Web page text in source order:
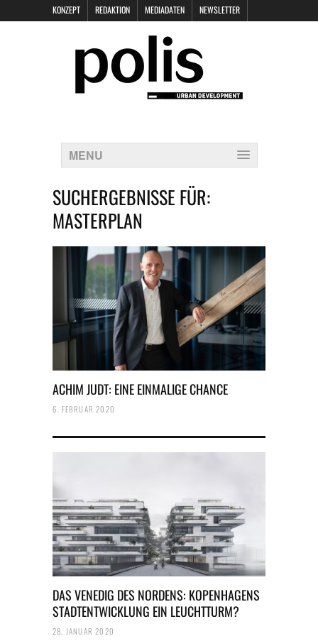
KONZEPT REDAKTION MEDIADATEN NEWSLETTER
DATENSCHUTZ
MENU
SUCHERGEBNISSE FÜR:
MASTERPLAN
ACHIM JUDT: EINE EINMALIGE CHANCE
6. FEBRUAR 2020
DAS VENEDIG DES NORDENS: KOPENHAGENS
STADTENTWICKLUNG EIN LEUCHTTURM?
28. JANUAR 2020